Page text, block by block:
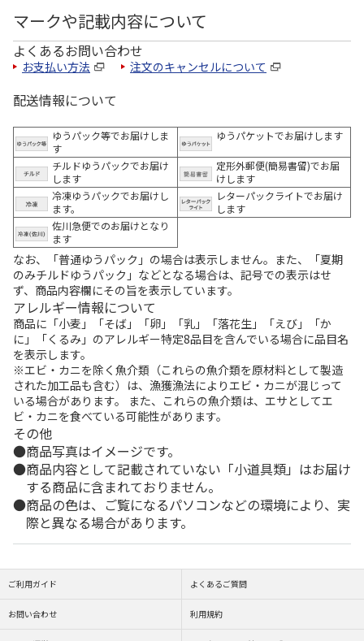
マークや記載内容について
よくあるお問い合わせ
お支払い方法 注文のキャンセルについて
配送情報について
ゆうパック等でお届けしま
す
ゆうパケットでお届けします
チルドゆうパックでお届け
します
定形外郵便(簡易書留)でお届
けします
冷凍ゆうパックでお届けし
ます。
レターパックライトでお届け
します
佐川急便でのお届けとなり
ます
なお、「普通ゆうパック」の場合は表示しません。また、「夏期
のみチルドゆうパック」などとなる場合は、記号での表示はせ
ず、商品内容欄にその旨を表示しています。
アレルギー情報について
商品に「小麦」「そば」「卵」「乳」「落花生」「えび」「か
に」「くるみ」のアレルギー特定8品目を含んでいる場合に品目名
を表示します。
※エビ・カニを除く魚介類（これらの魚介類を原材料として製造
された加工品も含む）は、漁獲漁法によりエビ・カニが混じって
いる場合があります。 また、これらの魚介類は、エサとしてエ
ビ・カニを食べている可能性があります。
その他
商品写真はイメージです。
商品内容として記載されていない「小道具類」はお届け
する商品に含まれておりません。
商品の色は、ご覧になるパソコンなどの環境により、実
際と異なる場合があります。
ご利用ガイド よくあるご質問
お問い合わせ 利用規約